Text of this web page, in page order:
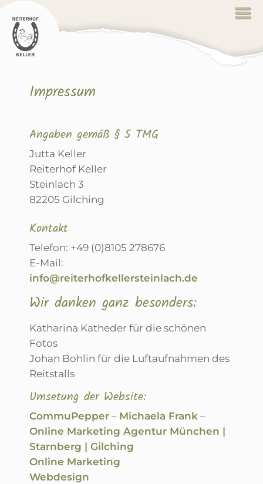
Impressum
Angaben gemäß § 5 TMG
Jutta Keller
Reiterhof Keller
Steinlach 3
82205 Gilching
Kontakt
Telefon: +49 (0)8105 278676
E-Mail:
info@reiterhofkellersteinlach.de
Wir danken ganz besonders:
Katharina Katheder für die schönen
Fotos
Johan Bohlin für die Luftaufnahmen des
Reitstalls
Umsetung der Website:
CommuPepper– Michaela Frank–
Online Marketing Agentur München |
Starnberg | Gilching
Online Marketing
Webdesign